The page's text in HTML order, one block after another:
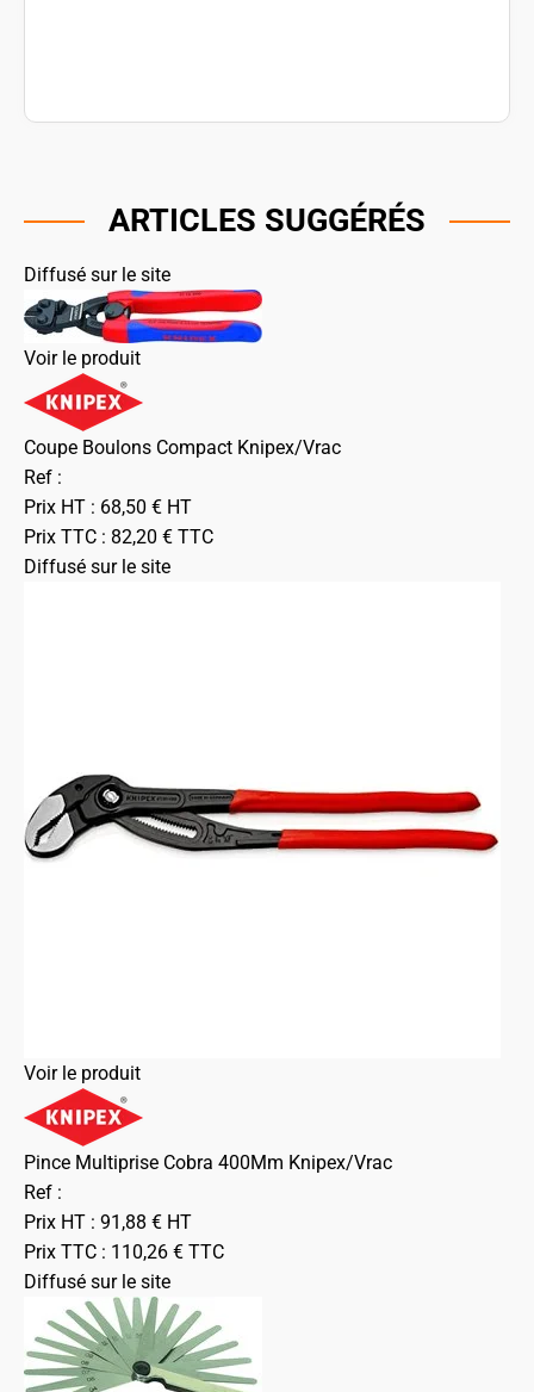
ARTICLES SUGGÉRÉS
Diffusé sur le site
Voir le produit
Coupe Boulons Compact Knipex/Vrac
Ref :
Prix HT : 68,50 € HT
Prix TTC : 82,20 € TTC
Diffusé sur le site
Voir le produit
Pince Multiprise Cobra 400Mm Knipex/Vrac
Ref :
Prix HT : 91,88 € HT
Prix TTC : 110,26 € TTC
Diffusé sur le site